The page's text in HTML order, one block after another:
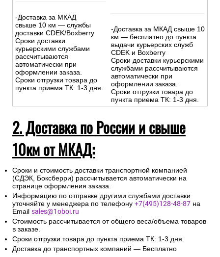
-Доставка за МКАД
свыше 10 км — службы
доставки CDEK/Boxberry
Сроки доставки
курьерскими службами
рассчитываются
автоматически при
оформлении заказа.
Сроки отгрузки товара до
пункта приема ТК: 1-3 дня.
-Доставка за МКАД свыше 10
км — бесплатно до пункта
выдачи курьерских служб
CDEK и Boxberry
Сроки доставки курьерскими
службами рассчитываются
автоматически при
оформлении заказа.
Сроки отгрузки товара до
пункта приема ТК: 1-3 дня.
2. Доставка по России и свыше
10км от МКАД:
Сроки и стоимость доставки транспортной компанией
(СДЭК, Боксберри) рассчитывается автоматически на
странице оформления заказа.
Информацию по отправке другими службами доставки
уточняйте у менеджера по телефону +7(495)128-48-87 на
Email sales@1oboi.ru
Стоимость рассчитывается от общего веса/объема товаров
в заказе.
Сроки отгрузки товара до пункта приема ТК: 1-3 дня.
Доставка до транспортных компаний — Бесплатно